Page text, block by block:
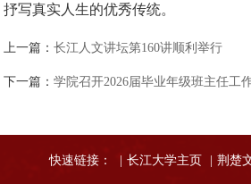
抒写真实人生的优秀传统。
上一篇：长江人文讲坛第160讲顺利举行
下一篇：学院召开2026届毕业年级班主任工
快速链接： | 长江大学主页 | 荆楚